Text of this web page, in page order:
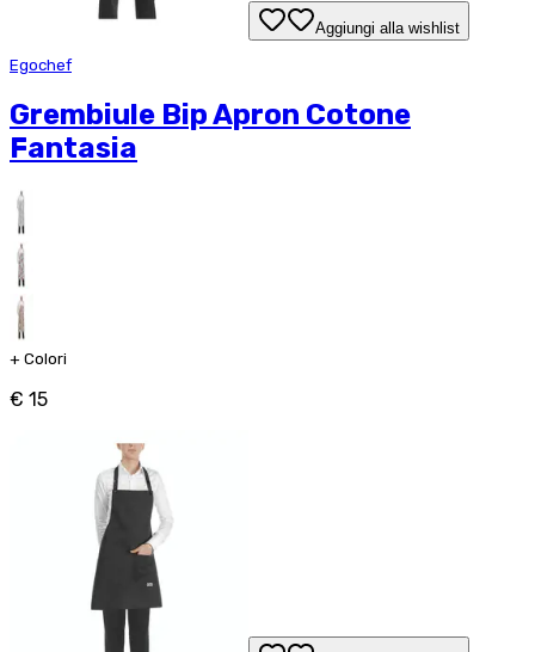
Aggiungi alla wishlist
Egochef
Grembiule Bip Apron Cotone
Fantasia
+ Colori
€ 15